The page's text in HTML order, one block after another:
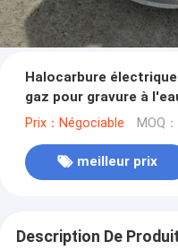
Halocarbure
gaz pour gravure à
silicium
Prix：Négociable MOQ
meilleur prix
Description De Produit